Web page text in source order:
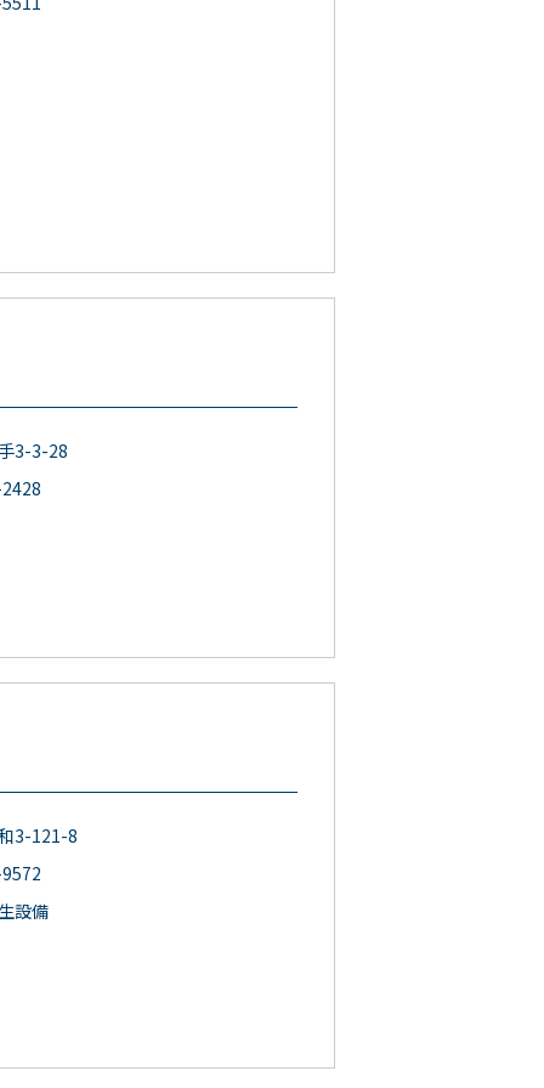
3-3-28
3-121-8
設備